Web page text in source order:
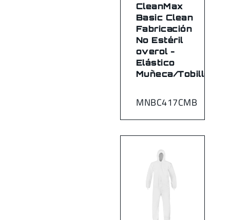
MNBC417CMB
CleanMax
Basic Clean
Fabricación
No Estéril
overol -
Elástico
Muñeca/Tobillo